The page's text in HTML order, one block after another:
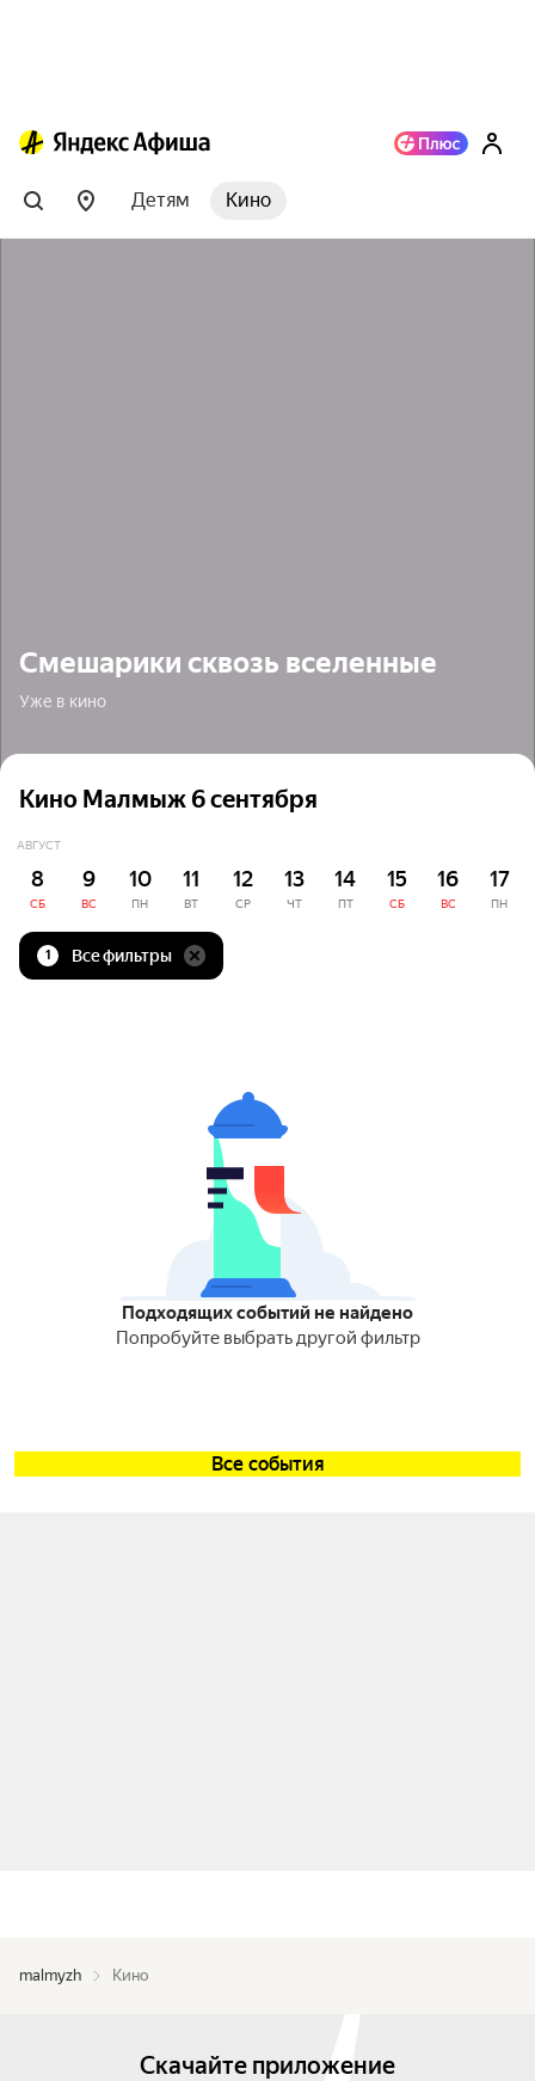
Детям Кино
Смешарики сквозь вселенные
Уже в кино
Кино Малмыж 6 сентября
АВГУСТ
8
СБ
9
ВС
10
ПН
11
ВТ
12
СР
13
ЧТ
14
ПТ
15
СБ
16
ВС
17
ПН
1 Все фильтры
Подходящих событий не найдено
Попробуйте выбрать другой фильтр
Все события
malmyzh Кино
Скачайте приложение